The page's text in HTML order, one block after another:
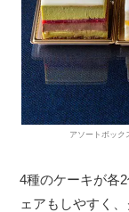
アソートボッ
4種のケーキが各
ェアもしやすく